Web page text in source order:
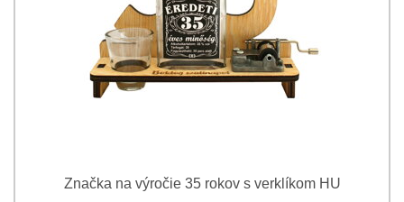
Značka na výročie 35 rokov s verklíkom HU